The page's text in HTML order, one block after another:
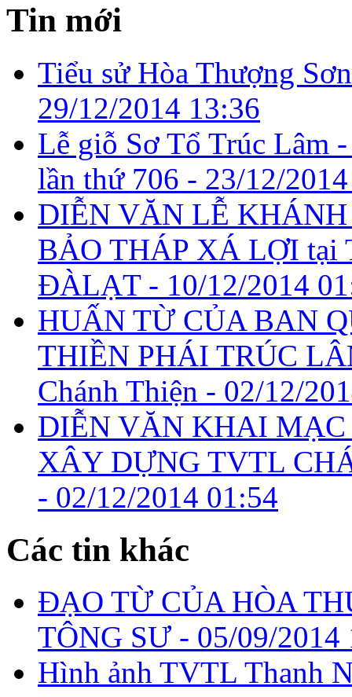
Tin mới
Tiểu sử Hòa Thượng
29/12/2014 13:36
Lễ giỗ Sơ Tổ Trúc Lâm
lần thứ 706 - 23/12/
DIỄN VĂN LỄ
BẢO THÁP XÁ LỢI tại
ĐÀLẠT - 10/12/2014
HUẤN TỪ CỦA BAN
THIỀN PHÁI TRÚC
Chánh Thiện - 02/12/
DIỄN VĂN KHAI
XÂY DỰNG TVTL
- 02/12/2014 01:54
Các tin khác
ĐẠO TỪ CỦA HÒA
TÔNG SƯ - 05/09/2014
Hình ảnh TVTL Thanh